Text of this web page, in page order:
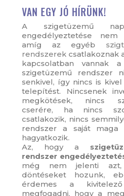
VAN EGY JÓ HÍRÜNK!
A szigetüzemű
engedélyeztetése
amíg az egyéb
rendszerek csatlakoznak
kapcsolatban vannak
szigetüzemű rendszer
senkivel, így nincs is
telepítést. Nincsenek
megkötések, nincs
cserére, ha nincs
csatlakozik, nincs
rendszer a saját maga
hagyatkozik.
Az, hogy a
rendszer
még nem jelenti
döntéseket hozunk,
érdemes a
megfogadni, hogy a